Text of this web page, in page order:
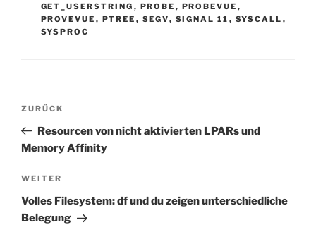
GET_USERSTRING , PROBE , PROBEVUE ,
PROVEVUE , PTREE , SEGV, SIGNAL 11 , SYSCALL ,
SYSPROC
Beitragsnavigation
Vorheriger
Beitrag
ZURÜCK
Resourcen von nicht aktivierten LPARs und
Memory Affinity
Nächster
Beitrag
WEITER
Volles Filesystem: df und du zeigen unterschiedliche
Belegung